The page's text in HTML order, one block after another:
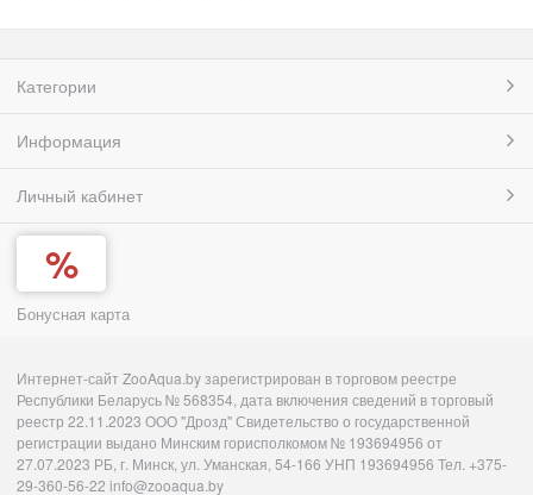
Категории
Информация
Личный кабинет
Бонусная карта
Интернет-сайт ZooAqua.by зарегистрирован в торговом реестре
Республики Беларусь № 568354, дата включения сведений в торговый
реестр 22.11.2023 ООО "Дрозд" Свидетельство о государственной
регистрации выдано Минским горисполкомом № 193694956 от
27.07.2023 РБ, г. Минск, ул. Уманская, 54-166 УНП 193694956 Тел. +375-
29-360-56-22 info@zooaqua.by